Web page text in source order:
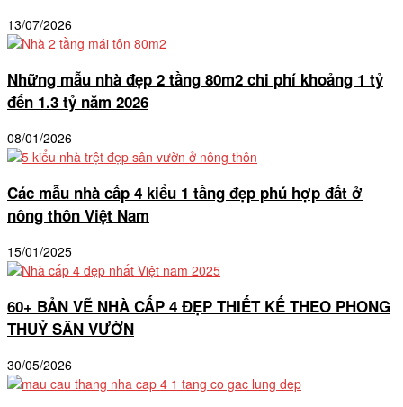
13/07/2026
Những mẫu nhà đẹp 2 tầng 80m2 chi phí khoảng 1 tỷ
đến 1.3 tỷ năm 2026
08/01/2026
Các mẫu nhà cấp 4 kiểu 1 tầng đẹp phú hợp đất ở
nông thôn Việt Nam
15/01/2025
60+ BẢN VẼ NHÀ CẤP 4 ĐẸP THIẾT KẾ THEO PHONG
THUỶ SÂN VƯỜN
30/05/2026